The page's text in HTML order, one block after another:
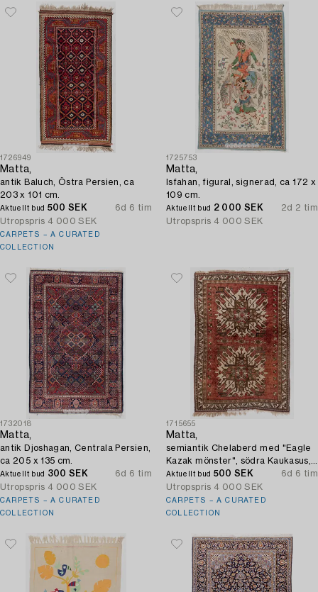
1726949
Matta,
antik Baluch, Östra Persien, ca
203 x 101 cm.
Aktuellt bud 500 SEK
6d 6 tim
Utropspris 4 000 SEK
CARPETS – A CURATED
COLLECTION
1725753
Matta,
Isfahan, figural, signerad, ca 172 x
109 cm.
Aktuellt bud 2 000 SEK
2d 2 tim
Utropspris 4 000 SEK
1732018
Matta,
antik Djoshagan, Centrala Persien,
ca 205 x 135 cm.
Aktuellt bud 300 SEK
6d 6 tim
Utropspris 4 000 SEK
CARPETS – A CURATED
COLLECTION
1715655
Matta,
semiantik Chelaberd med "Eagle
Kazak mönster", södra Kaukasus,
ca 234 x 164 cm.
Aktuellt bud 500 SEK
6d 6 tim
Utropspris 4 000 SEK
CARPETS – A CURATED
COLLECTION